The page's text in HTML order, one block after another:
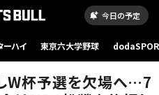
今日の予定
ーハイ 東京六大学野球
イヒョンジュン［写真］＝fiba.basketball
W杯予選を欠場へ…7